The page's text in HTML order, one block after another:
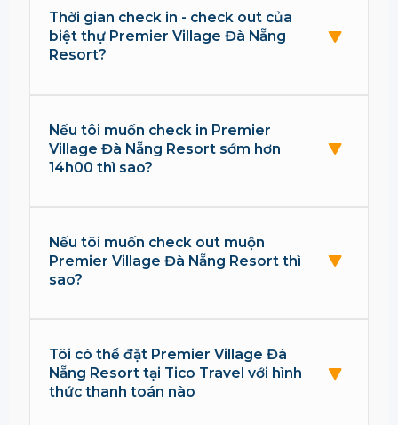
Thời gian check in - check out của
biệt thự Premier Village Đà Nẵng
Resort?
Nếu tôi muốn check in Premier
Village Đà Nẵng Resort sớm hơn
14h00 thì sao?
Nếu tôi muốn check out muộn
Premier Village Đà Nẵng Resort thì
sao?
Tôi có thể đặt Premier Village Đà
Nẵng Resort tại Tico Travel với hình
thức thanh toán nào